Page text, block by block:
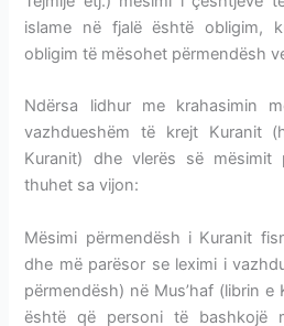
islame në fjalë është obligim,
obligim të mësohet përmendësh
Ndërsa lidhur me krahasimin
vazhdueshëm të krejt Kuranit
Kuranit) dhe vlerës së mësimit
thuhet sa vijon:
Mësimi përmendësh i Kuranit
dhe më parësor se leximi i
përmendësh) në Mus’haf (librin e
është që personi të bashkojë